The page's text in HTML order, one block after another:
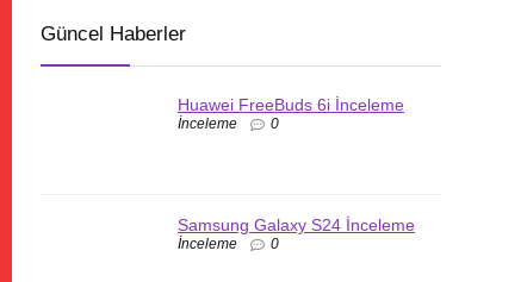
Güncel Haberler
Huawei FreeBuds 6i İnceleme
İnceleme 0
Samsung Galaxy S24 İnceleme
İnceleme 0